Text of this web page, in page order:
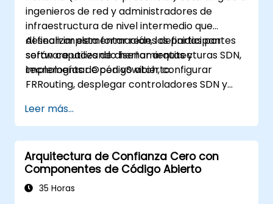
OVN, los flujos subyacentes, los recursos y las
herramientas.
ingenieros de red y administradores de
infraestructura de nivel intermedio que
desean implementar redes definidas por
software utilizando herramientas y
tecnologías de código abierto.
Al finalizar esta formación, los participantes
serán capaces de diseñar arquitecturas SDN,
implementar Open vSwitch, configurar
FRRouting, desplegar controladores SDN y
Leer más...
Arquitectura de Confianza Cero con
Componentes de Código Abierto
35 Horas